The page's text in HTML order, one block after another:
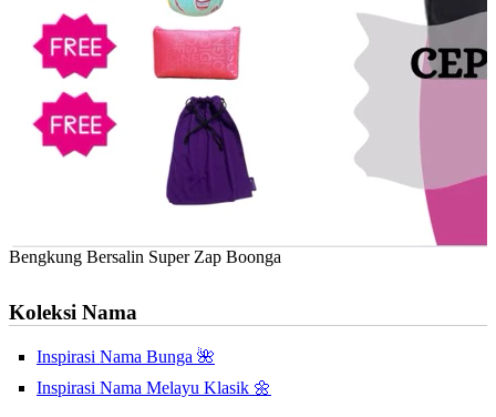
Bengkung Bersalin Super Zap Boonga
Koleksi Nama
Inspirasi Nama Bunga 🌺
Inspirasi Nama Melayu Klasik 🌼